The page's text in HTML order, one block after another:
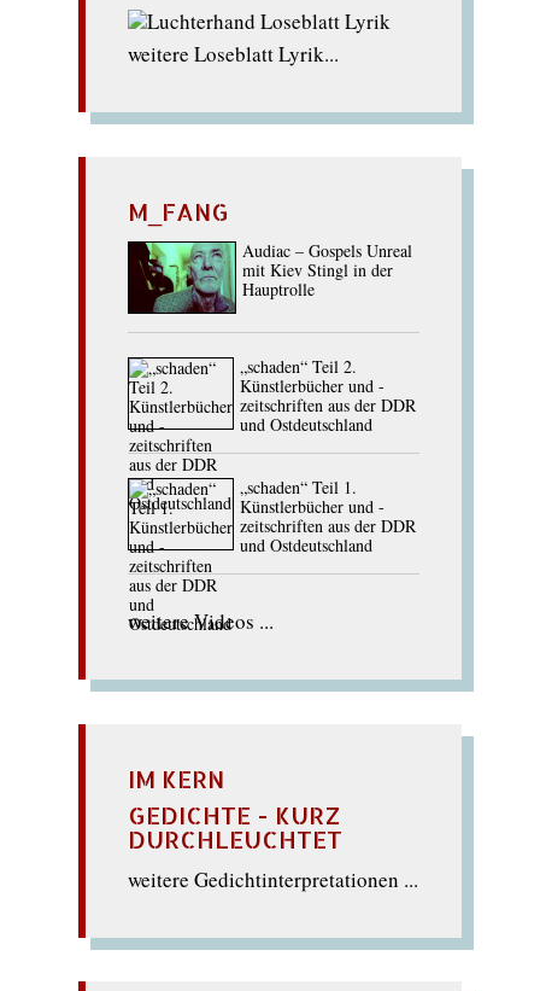
weitere Loseblatt Lyrik...
M_FANG
Audiac – Gospels Unreal
mit Kiev Stingl in der
Hauptrolle
„schaden“ Teil 2.
Künstlerbücher und -
zeitschriften aus der DDR
und Ostdeutschland
„schaden“ Teil 1.
Künstlerbücher und -
zeitschriften aus der DDR
und Ostdeutschland
weitere Videos ...
IM KERN
GEDICHTE - KURZ
DURCHLEUCHTET
weitere Gedichtinterpretationen ...